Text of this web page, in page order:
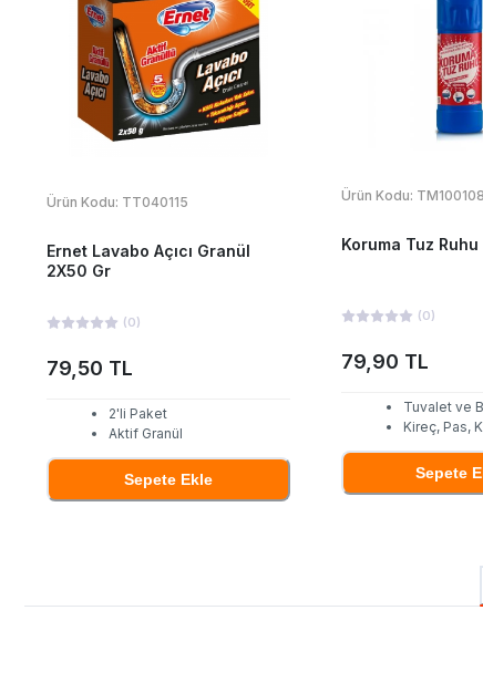
Ürün Kodu: TT040115
Ernet Lavabo Açıcı Granül
2X50 Gr
(0)
79,50 TL
2'li Paket
Aktif Granül
Sepete Ekle
Ürün Kodu: TM100108
Koruma Tuz
(0)
79,90 TL
Tuvalet ve
Kireç, Pas,
Sepete